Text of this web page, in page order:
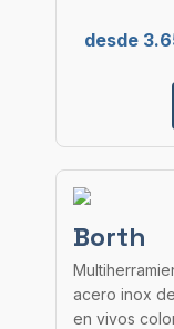
desde
Borth
acero inox
en vivos